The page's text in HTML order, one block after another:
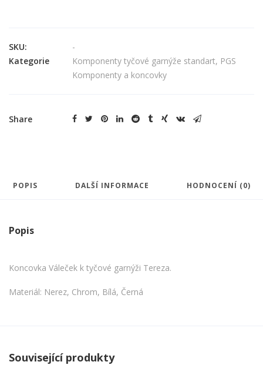
SKU:
-
Kategorie
Komponenty tyčové garnýže standart, PGS
Komponenty a koncovky
Share
POPIS DALŠÍ INFORMACE HODNOCENÍ (0)
Popis
Koncovka Váleček k tyčové garnýži Tereza.
Materiál: Nerez, Chrom, Bílá, Černá
Související produkty